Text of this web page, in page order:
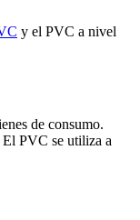
y el PVC a nivel
de consumo.
El PVC se utiliza a